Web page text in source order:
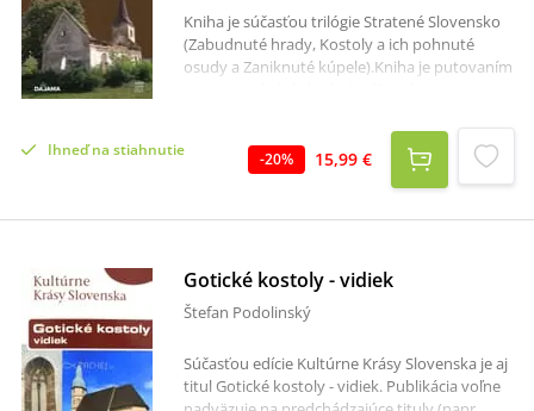
Kniha je súčasťou trilógie Stratené Slovensko
(Zabudnuté hrady, Kostoly a ich pohnuté
osudy a Zaniknuté kúpele).Kniha je putovaním
kaplniek, ktoré dnes už nenájdeme. Pritom
ponúkali neopakovateľnú atmosféru, závan
starých čias, kedy sa človek díval na svet úplne
dominovali osadám a dedinám a dnes už ani
Ihneď na stiahnutie -20% 15,99 €
Gotické kostoly - vidiek
Štefan Podolinský
Súčasťou edície Kultúrne Krásy Slovenska je aj
titul Gotické kostoly - vidiek. Publikácia voľne